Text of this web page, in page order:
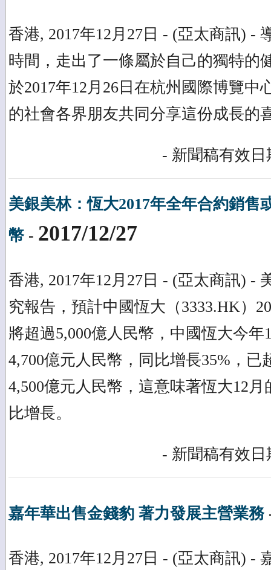
香港, 2017年12月27日 - (亞太商訊) -
時間，走出了一條屬於自己的獨特的
於2017年12月26日在杭州國際博覽中
的社會各界朋友共同分享這份成長的
- 新聞稿有效日
美銀美林：恆大2017年全年合約銷售
幣 - 2017/12/27
香港, 2017年12月27日 - (亞太商訊) -
究報告，預計中國恆大（3333.HK）
將超過5,000億人民幣，中國恆大今
4,700億元人民幣，同比增長35%，已
4,500億元人民幣，這意味著恆大12
比增長。
- 新聞稿有效日
嘉年華出售金錢豹 著力發展主營業務
香港, 2017年12月27日 - (亞太商訊) -